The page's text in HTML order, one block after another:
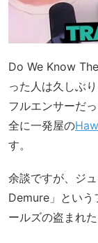
Do We Know
った人は久しぶ
フルエンサーだ
全に一発屋の
す。
余談ですが、ジ
Demure」という
ールズの盗まれ